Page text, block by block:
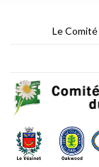
Le Comité